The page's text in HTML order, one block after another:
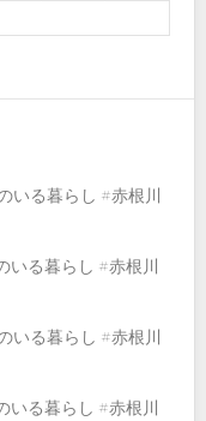
いる暮らし #赤根川
いる暮らし #赤根川
いる暮らし #赤根川
いる暮らし #赤根川